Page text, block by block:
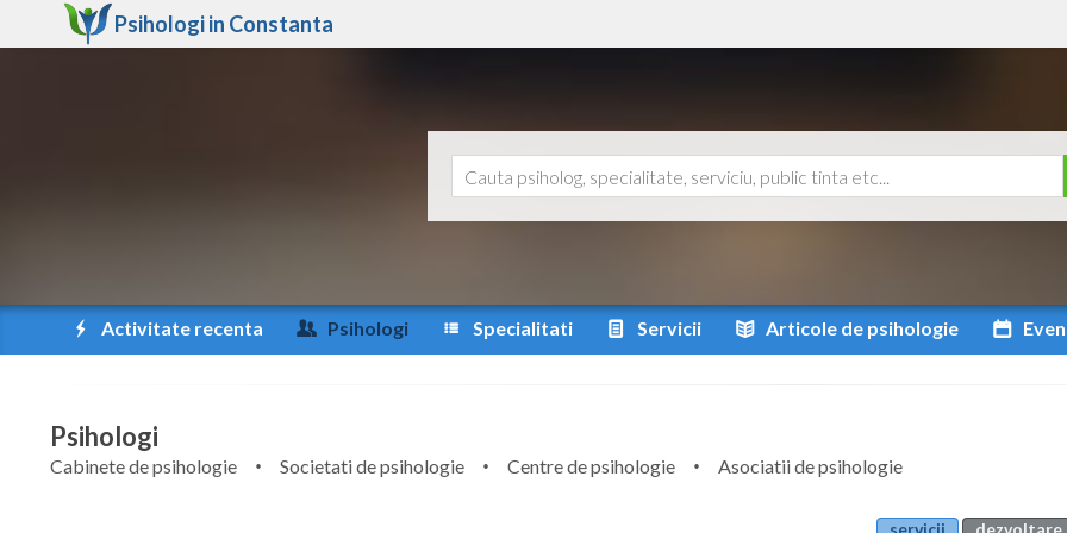
Psihologi in Constanta
Activitate recenta Psihologi Specialitati Servicii Articole de psihologie
Psihologi
Cabinete de psihologie Societati de psihologie Centre de psihologie
Asociatii de psihologie
servicii
dezvoltare